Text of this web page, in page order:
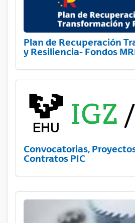
Plan de Recuperación
y Resiliencia- Fondos
Convocatorias,
Contratos PIC